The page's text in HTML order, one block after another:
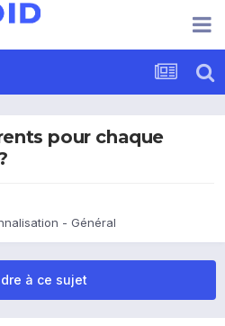
pour chaque
- Général
à ce sujet